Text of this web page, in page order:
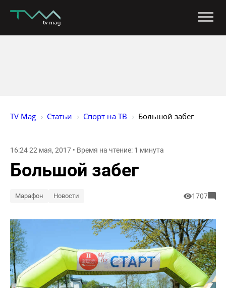
TV Mag Статьи Спорт на ТВ Большой забег
16:24 22 мая, 2017 • Время на чтение: 1 минута
Большой забег
Марафон Новости 1707